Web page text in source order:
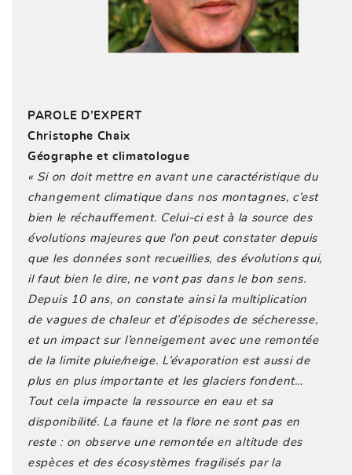
PAROLE D’EXPERT
Christophe Chaix
Géographe et climatologue
« Si on doit mettre en avant une caractéristique du
changement climatique dans nos montagnes, c’est
bien le réchauffement. Celui-ci est à la source des
évolutions majeures que l’on peut constater depuis
que les données sont recueillies, des évolutions qui,
il faut bien le dire, ne vont pas dans le bon sens.
Depuis 10 ans, on constate ainsi la multiplication
de vagues de chaleur et d’épisodes de sécheresse,
et un impact sur l’enneigement avec une remontée
de la limite pluie/neige. L’évaporation est aussi de
plus en plus importante et les glaciers fondent…
Tout cela impacte la ressource en eau et sa
disponibilité. La faune et la flore ne sont pas en
reste : on observe une remontée en altitude des
espèces et des écosystèmes fragilisés par la